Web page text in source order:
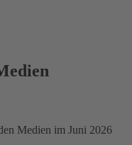
Medien im Juni 2026